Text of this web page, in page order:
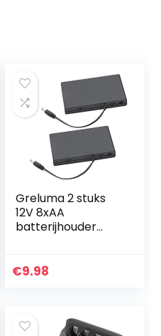
Greluma 2 stuks
12V 8xAA
batterijhouder
AAN/UIT-
€9.98